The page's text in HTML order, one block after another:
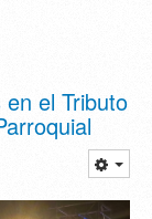
el Tributo